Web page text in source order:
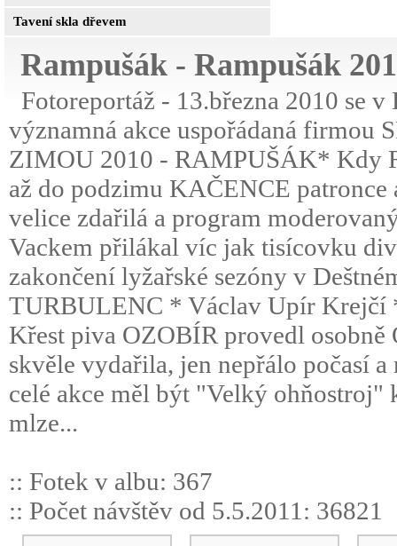
Tavení skla dřevem
Rampušák - Rampušák
Fotoreportáž - 13.března 2010 se
významná akce uspořádaná firmou
ZIMOU 2010 - RAMPUŠÁK* Kdy
až do podzimu KAČENCE
velice zdařilá a program
Vackem přilákal víc jak tisícovku
zakončení lyžařské sezóny v
TURBULENC * Václav Upír
Křest piva OZOBÍR provedl osobně
skvěle vydařila, jen nepřálo počasí
celé akce měl být "Velký
mlze...
:: Fotek v albu: 367
:: Počet návštěv od 5.5.2011: 36821